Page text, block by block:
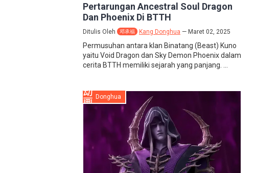
Pertarungan Ancestral Soul Dragon
Dan Phoenix Di BTTH
Ditulis Oleh 邓承福 Kang Donghua Maret 02, 2025
Permusuhan antara klan Binatang (Beast) Kuno
yaitu Void Dragon dan Sky Demon Phoenix dalam
cerita BTTH memiliki sejarah yang panjang. ...
Donghua